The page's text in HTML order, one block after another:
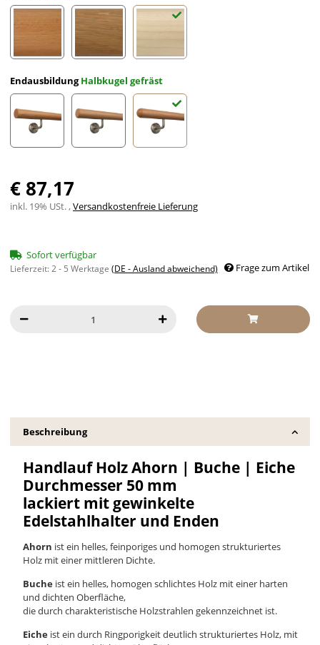
EndausbildungHalbkugel gefräst
€ 87,17
inkl. 19% USt. ,Versandkostenfreie Lieferung
Sofort verfügbar
Lieferzeit:2 - 5 Werktage (DE - Ausland abweichend) Frage zum Artikel
Beschreibung
Handlauf Holz Ahorn | Buche | Eiche
Durchmesser 50 mm
lackiert mit gewinkelte
Edelstahlhalter und Enden
Ahorn ist ein helles, feinporiges und homogen strukturiertes
Holz mit einer mittleren Dichte.
Bucheist ein helles, homogen schlichtes Holz mit einer harten
und dichten Oberfläche,
die durch charakteristische Holzstrahlen gekennzeichnet ist.
Eicheist ein durch Ringporigkeit deutlich strukturiertes Holz, mit